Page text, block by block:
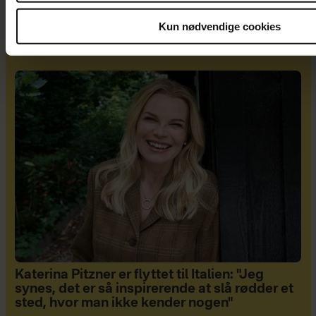
Kun nødvendige cookies
Katerina Pitzner er flyttet til Italien: "Jeg
synes, det er så inspirerende at slå rødder et
sted, hvor man ikke kender nogen"